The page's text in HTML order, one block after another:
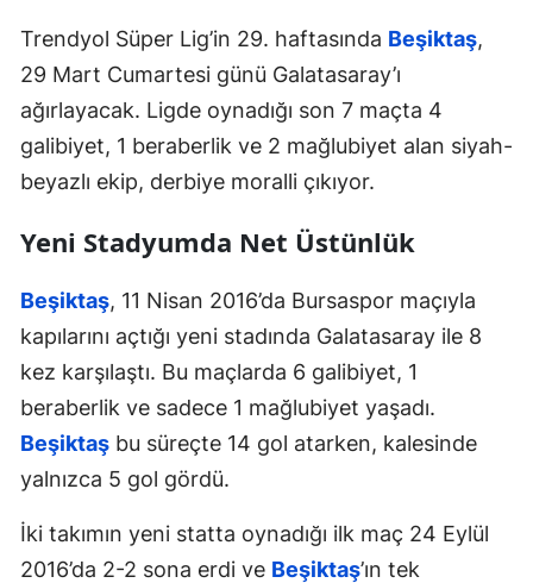
Trendyol Süper Lig’in 29. haftasında Beşiktaş,
29 Mart Cumartesi günü Galatasaray’ı
ağırlayacak. Ligde oynadığı son 7 maçta 4
galibiyet, 1 beraberlik ve 2 mağlubiyet alan siyah-
beyazlı ekip, derbiye moralli çıkıyor.
Yeni Stadyumda Net Üstünlük
Beşiktaş, 11 Nisan 2016’da Bursaspor maçıyla
kapılarını açtığı yeni stadında Galatasaray ile 8
kez karşılaştı. Bu maçlarda 6 galibiyet, 1
beraberlik ve sadece 1 mağlubiyet yaşadı.
Beşiktaş bu süreçte 14 gol atarken, kalesinde
yalnızca 5 gol gördü.
İki takımın yeni statta oynadığı ilk maç 24 Eylül
2016’da 2-2 sona erdi ve Beşiktaş’ın tek